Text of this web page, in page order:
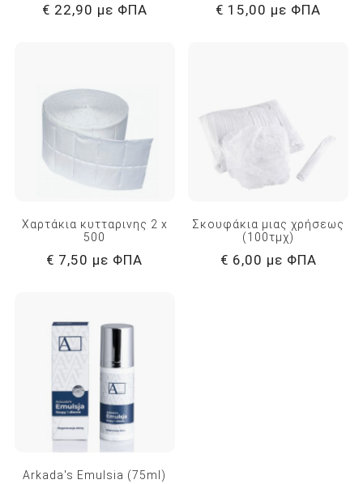
€ 22,90 με ΦΠΑ € 15,00 με ΦΠΑ
Χαρτάκια κυτταρινης 2 x
500
€ 7,50 με ΦΠΑ
Σκουφάκια μιας χρήσεως
(100τμχ)
€ 6,00 με ΦΠΑ
Arkada's Emulsia (75ml)